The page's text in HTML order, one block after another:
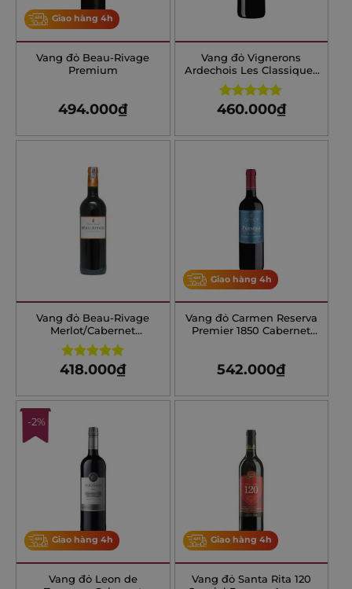
Giao hàng 4h
Vang đỏ Beau-Rivage
Premium
494.000₫
Vang đỏ Vignerons
Ardechois Les Classiques
Cabernet Sauvignon
Rated5.00
460.000₫
Vang đỏ Beau-Rivage
Merlot/Cabernet
Sauvignon
Rated4.75
418.000₫
Giao hàng 4h
Vang đỏ Carmen Reserva
Premier 1850 Cabernet
542.000₫
-2%
Giao hàng 4h
Vang đỏ Leon de
Giao hàng 4h
Vang đỏ Santa Rita 120